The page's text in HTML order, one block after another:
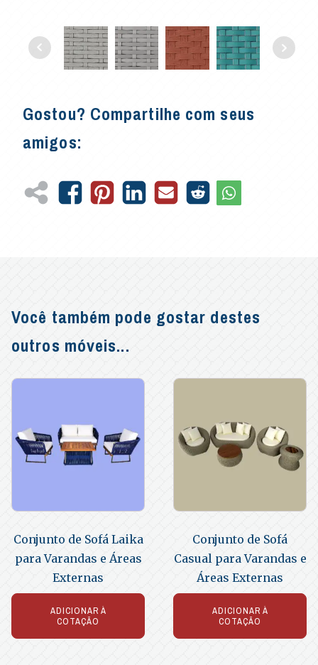
Gostou? Compartilhe com seus
amigos:
Você também pode gostar destes
outros móveis...
Conjunto de Sofá Laika
para Varandas e Áreas
Externas
ADICIONAR À
COTAÇÃO
Conjunto de Sofá
Casual para Varandas e
Áreas Externas
ADICIONAR À
COTAÇÃO